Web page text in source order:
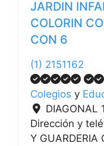
JARDIN
COLORIN
CON 6
(1) 2151162
Colegios y
DIAGONAL
Dirección y
Y GUARDERIA